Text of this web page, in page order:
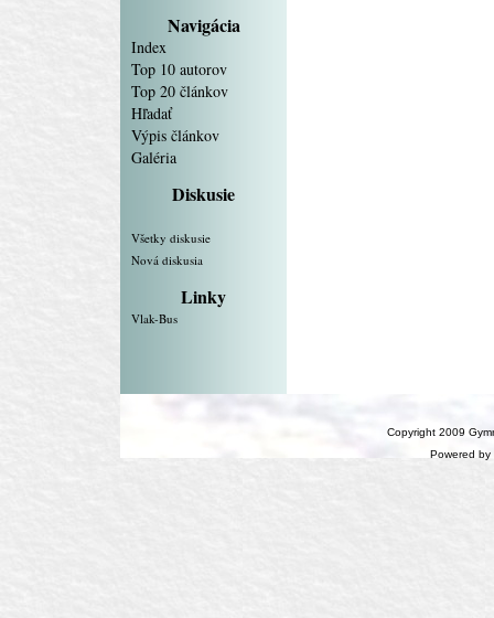
Navigácia
Index
Top 10 autorov
Top 20 článkov
Hľadať
Výpis článkov
Galéria
Diskusie
Všetky diskusie
Nová diskusia
Linky
Vlak-Bus
Copyright 2009
Powered by